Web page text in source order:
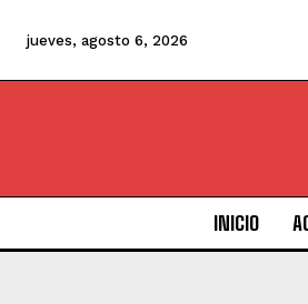
jueves, agosto 6, 2026
INICIO